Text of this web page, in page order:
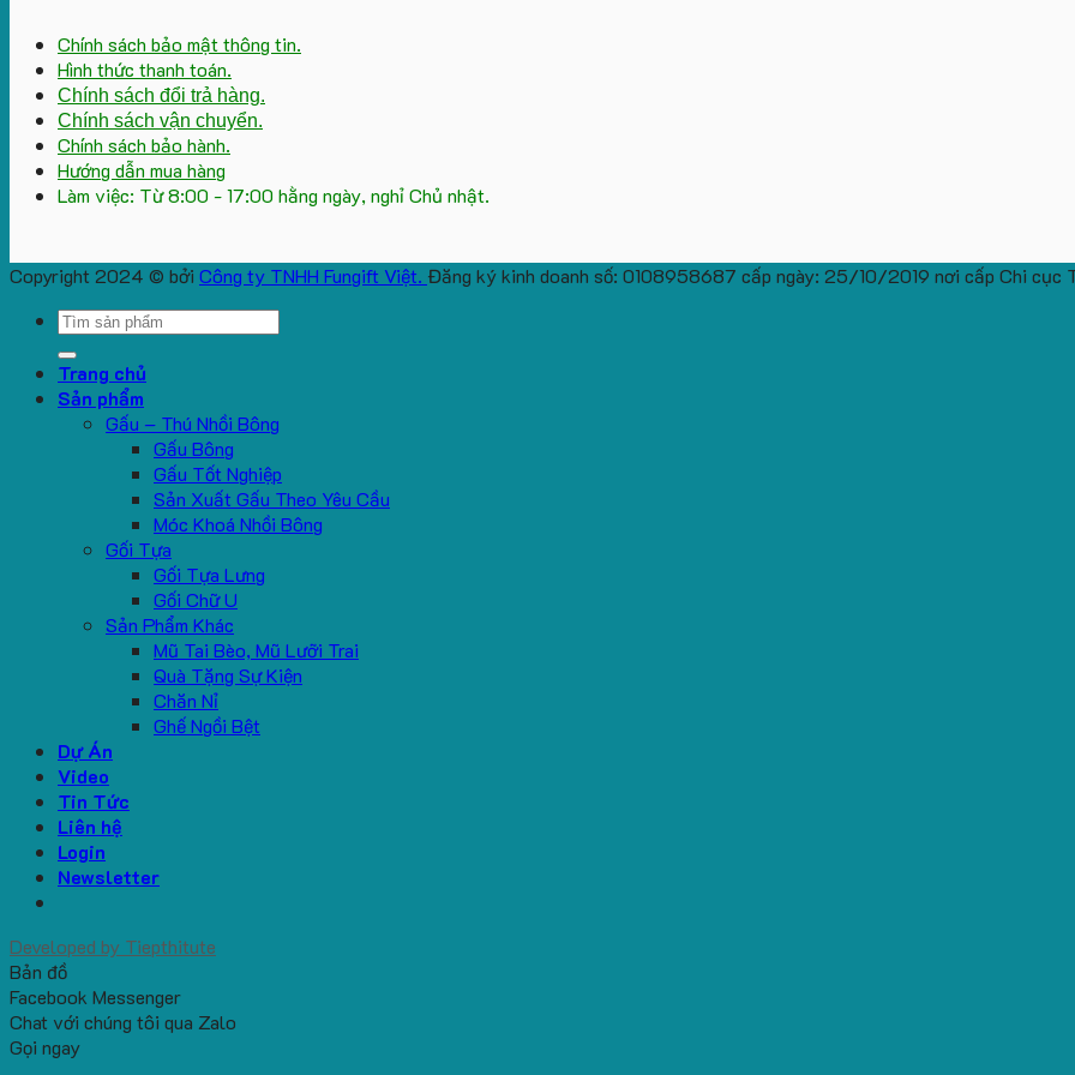
Chính sách bảo mật thông tin.
Hình thức thanh toán.
Chính sách đổi trả hàng.
Chính sách vận chuyển.
Chính sách bảo hành.
Hướng dẫn mua hàng
Làm việc: Từ 8:00 - 17:00 hằng ngày, nghỉ Chủ nhật.
Copyright 2024 © bởi Công ty TNHH Fungift Việt. Đăng ký kinh doanh số: 0108958687 cấp ngày: 25/10/2019 nơi cấp Chi cục
Search
Trang chủ
Sản phẩm
Gấu – Thú Nhồi Bông
Gấu Bông
Gấu Tốt Nghiệp
Sản Xuất Gấu Theo Yêu Cầu
Móc Khoá Nhồi Bông
Gối Tựa
Gối Tựa Lưng
Gối Chữ U
Sản Phẩm Khác
Mũ Tai Bèo, Mũ Lưỡi Trai
Quà Tặng Sự Kiện
Chăn Nỉ
Ghế Ngồi Bệt
Dự Án
Video
Tin Tức
Liên hệ
Login
Newsletter
Developed by Tiepthitute
Bản đồ
Facebook Messenger
Chat với chúng tôi qua Zalo
Gọi ngay